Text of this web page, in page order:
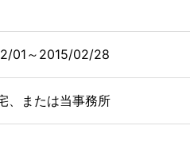
01～2015/02/28
、または当事務所